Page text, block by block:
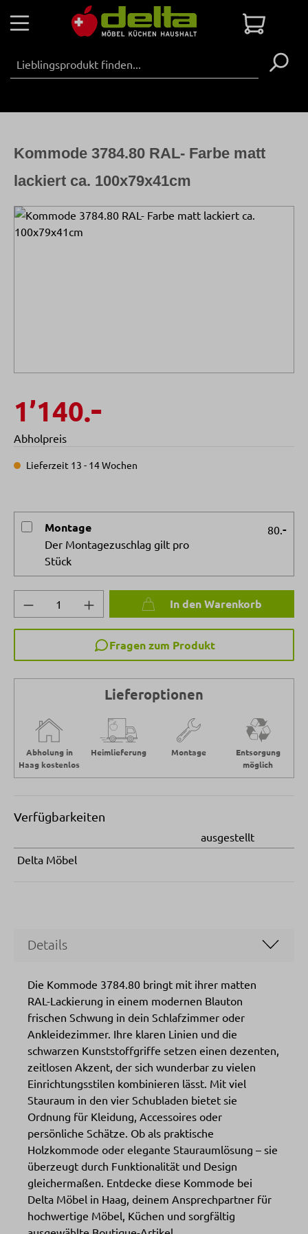
Zum Hauptinhalt springen
Bildergalerie überspringen
Kommode 3784.80 RAL- Farbe matt
lackiert ca. 100x79x41cm
1’140.-
Abholpreis
Lieferzeit 13 - 14 Wochen
Montage
Der Montagezuschlag gilt pro
Stück
80.-
Produkt Anzahl: Gib den gewünschten
In den Warenkorb
Fragen zum Produkt
Lieferoptionen
Abholung in
Haag kostenlos
Heimlieferung Montage
Entsorgung
möglich
Verfügbarkeiten
ausgestellt
Delta Möbel
Details
Die Kommode 3784.80 bringt mit ihrer matten
RAL-Lackierung in einem modernen Blauton
frischen Schwung in dein Schlafzimmer oder
Ankleidezimmer. Ihre klaren Linien und die
schwarzen Kunststoffgriffe setzen einen dezenten,
zeitlosen Akzent, der sich wunderbar zu vielen
Einrichtungsstilen kombinieren lässt. Mit viel
Stauraum in den vier Schubladen bietet sie
Ordnung für Kleidung, Accessoires oder
persönliche Schätze. Ob als praktische
Holzkommode oder elegante Stauraumlösung – sie
überzeugt durch Funktionalität und Design
gleichermaßen. Entdecke diese Kommode bei
Delta Möbel in Haag, deinem Ansprechpartner für
hochwertige Möbel, Küchen und sorgfältig